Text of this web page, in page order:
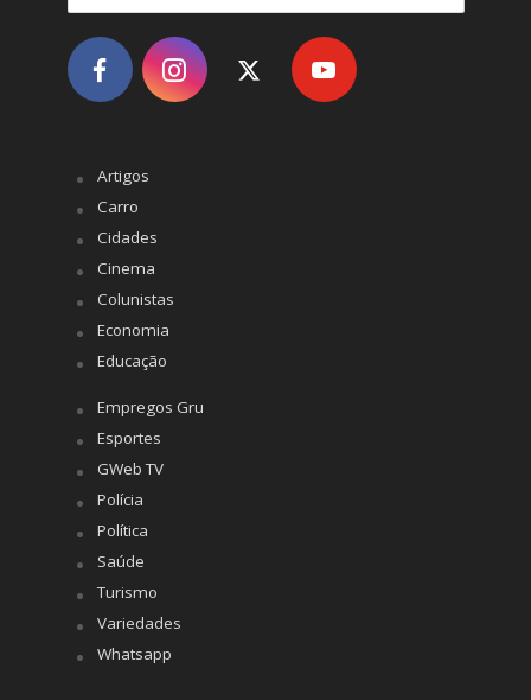
Artigos
Carro
Cidades
Cinema
Colunistas
Economia
Educação
Empregos Gru
Esportes
GWeb TV
Polícia
Política
Saúde
Turismo
Variedades
Whatsapp